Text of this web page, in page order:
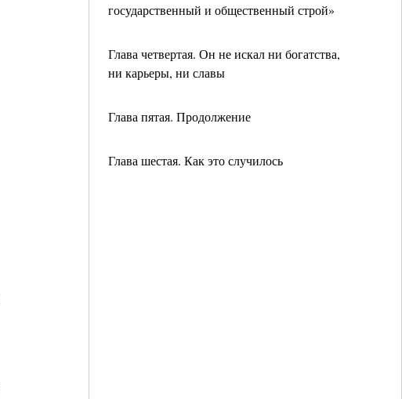
государственный и общественный строй»
Глава четвертая. Он не искал ни богатства,
ни карьеры, ни славы
Глава пятая. Продолжение
Глава шестая. Как это случилось